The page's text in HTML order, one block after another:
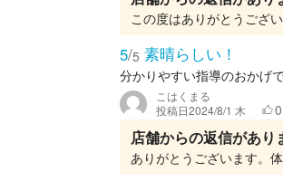
5/5 素晴らしい！
分かりやすい指導のおかげ
こはくまる
投稿日2024/8/1 木 0
店舗からの返信があり
ありがとうございます。